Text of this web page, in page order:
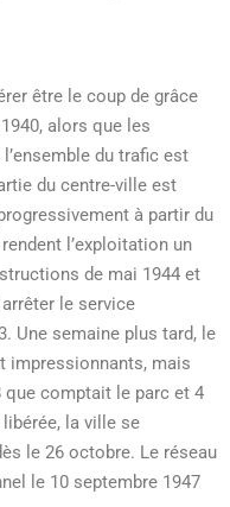
être le coup de grâce
alors que les
du trafic est
du centre-ville est
à partir du
l’exploitation un
de mai 1944 et
le service
Une semaine plus tard, le
impressionnants, mais
comptait le parc et 4
la ville se
le 26 octobre. Le réseau
le 10 septembre 1947